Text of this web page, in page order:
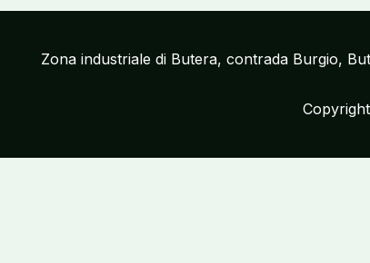
Zona industriale di Butera, contrada Burgio,